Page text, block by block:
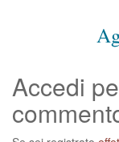
Accedi